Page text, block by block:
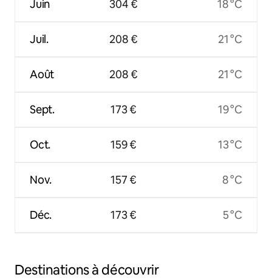
Juin
Juil.
Août
Sept.
Oct.
Nov.
Déc.
304 €
208 €
208 €
173 €
159 €
157 €
173 €
18 °C
21 °C
21 °C
19 °C
13 °C
8 °C
5 °C
Destinations à découvrir